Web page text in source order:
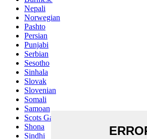
Nepali
Norwegian
Pashto
Persian
Punjabi
Serbian
Sesotho
Sinhala
Slovak
Slovenian
Somali
Samoan
Scots Gaelic
Shona
Sindhi